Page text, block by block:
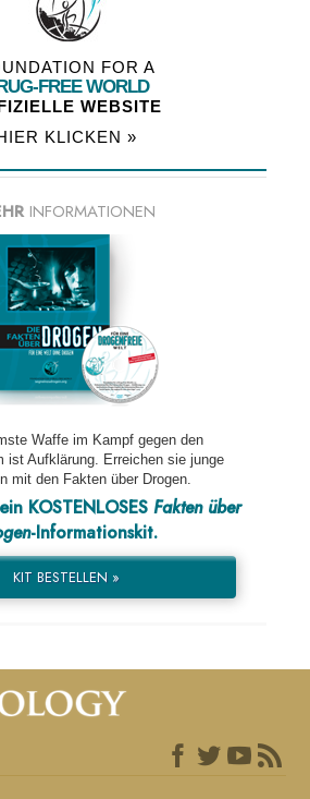
FOR A
FREE WORLD
WEBSITE
KLICKEN »
INFORMATIONEN
Waffe im Kampf gegen den
ist Aufklärung. Erreichen sie junge
mit den Fakten über Drogen.
KOSTENLOSES Fakten über
-Informationskit.
KIT BESTELLEN »